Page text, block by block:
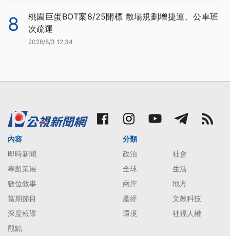
8
桃園巨蛋BOT案8/25開標 散場規劃增捷運、公車班
次疏運
2026/8/3 12:34
內容
即時新聞
專題策展
數位敘事
當期節目
深度報導
觀點
分類
政治
社會
全球
生活
兩岸
地方
產經
文教科技
環境
社福人權